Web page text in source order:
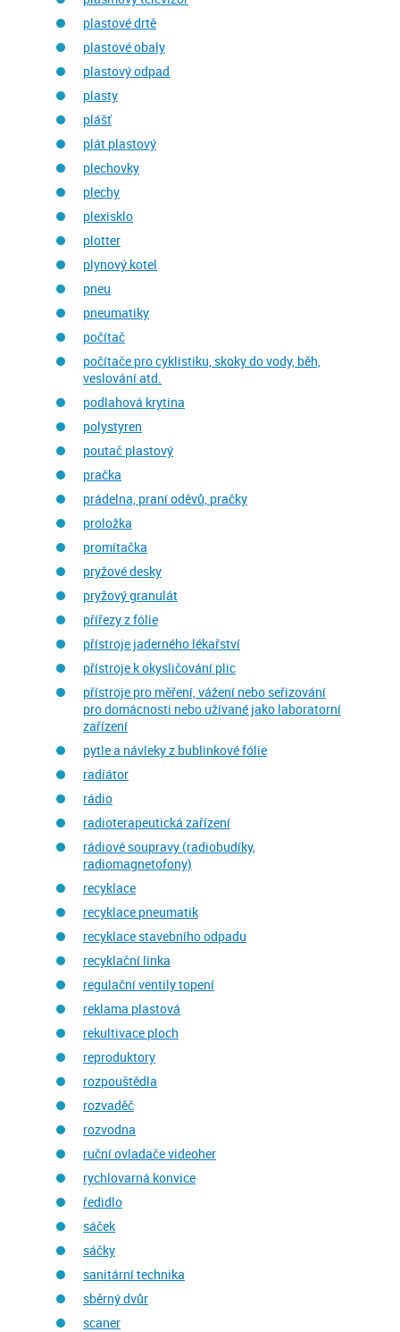
plastové drtě
plastové obaly
plastový odpad
plasty
plášť
plát plastový
plechovky
plechy
plexisklo
plotter
plynový kotel
pneu
pneumatiky
počítač
počítače pro cyklistiku, skoky do vody, běh,
veslování atd.
podlahová krytina
polystyren
poutač plastový
pračka
prádelna, praní oděvů, pračky
proložka
promítačka
pryžové desky
pryžový granulát
přířezy z fólie
přístroje jaderného lékařství
přístroje k okysličování plic
přístroje pro měření, vážení nebo seřizování
pro domácnosti nebo užívané jako laboratorní
zařízení
pytle a návleky z bublinkové fólie
radiátor
rádio
radioterapeutická zařízení
rádiové soupravy (radiobudíky,
radiomagnetofony)
recyklace
recyklace pneumatik
recyklace stavebního odpadu
recyklační linka
regulační ventily topení
reklama plastová
rekultivace ploch
reproduktory
rozpouštědla
rozvaděč
rozvodna
ruční ovladače videoher
rychlovarná konvice
ředidlo
sáček
sáčky
sanitární technika
sběrný dvůr
scaner